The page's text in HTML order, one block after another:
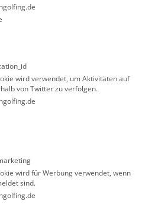
wird verwendet, um Aktivitäten auf
von Twitter zu verfolgen.
wird für Werbung verwendet, wenn
sind.